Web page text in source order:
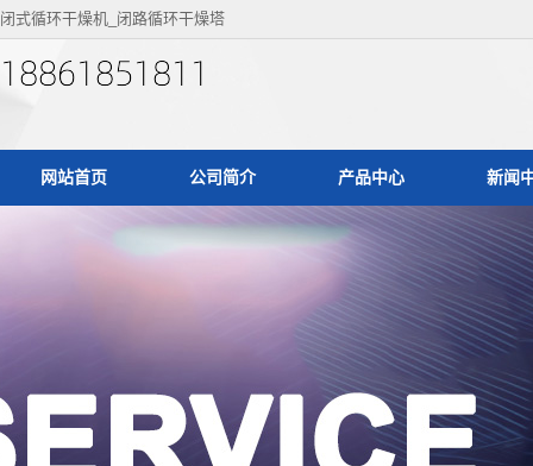
闭式循环干燥机_闭路循环干燥塔
网站首页 公司简介 产品中心 新闻